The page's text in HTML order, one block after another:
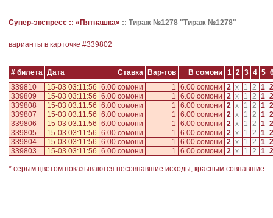
Супер-экспресс :: «Пятнашка» :: Тираж №1278 "Тираж №1278"
варианты в карточке #339802
# билета Дата Ставка Вар-тов В сомони 1 2 3 4 5
339810
15-03 03:11:56 6.00 сомони 1 6.00 сомони 2 x 1 2 1 2
339809
15-03 03:11:56 6.00 сомони 1 6.00 сомони 2 x 1 2 1 2
339808
15-03 03:11:56 6.00 сомони 1 6.00 сомони 2 x 1 2 1 2
339807
15-03 03:11:56 6.00 сомони 1 6.00 сомони 2 x 1 2 1 2
339806
15-03 03:11:56 6.00 сомони 1 6.00 сомони 2 x 1 2 1 2
339805
15-03 03:11:56 6.00 сомони 1 6.00 сомони 2 x 1 2 1 2
339804
15-03 03:11:56 6.00 сомони 1 6.00 сомони 2 x 1 2 1 2
339803
15-03 03:11:56 6.00 сомони 1 6.00 сомони 2 x 1 2 1 2
* серым цветом показываются несовпавшие исходы, красным совпавшие